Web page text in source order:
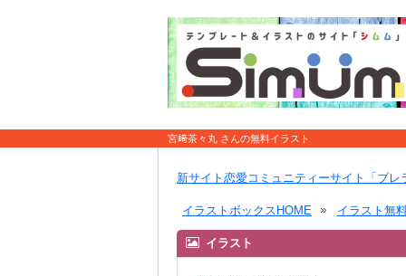
宮﨑茶々丸 さんの無料イラスト
新サイト恋愛コミュニティーサイト「ブレ
イラストボックスHOME イラスト無
イラスト